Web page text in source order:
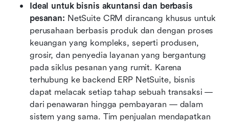
Ideal untuk bisnis akuntansi dan berbasis
pesanan: NetSuite CRM dirancang khusus untuk
perusahaan berbasis produk dan dengan proses
keuangan yang kompleks, seperti produsen,
grosir, dan penyedia layanan yang bergantung
pada siklus pesanan yang rumit. Karena
terhubung ke backend ERP NetSuite, bisnis
dapat melacak setiap tahap sebuah transaksi —
dari penawaran hingga pembayaran — dalam
sistem yang sama. Tim penjualan mendapatkan